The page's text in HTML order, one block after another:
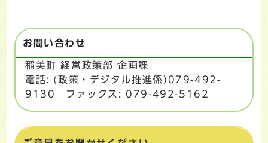
お問い合わせ
稲美町 経営政策部 企画課
電話: (政策・デジタル推進係)079-492-
9130 ファックス: 079-492-5162